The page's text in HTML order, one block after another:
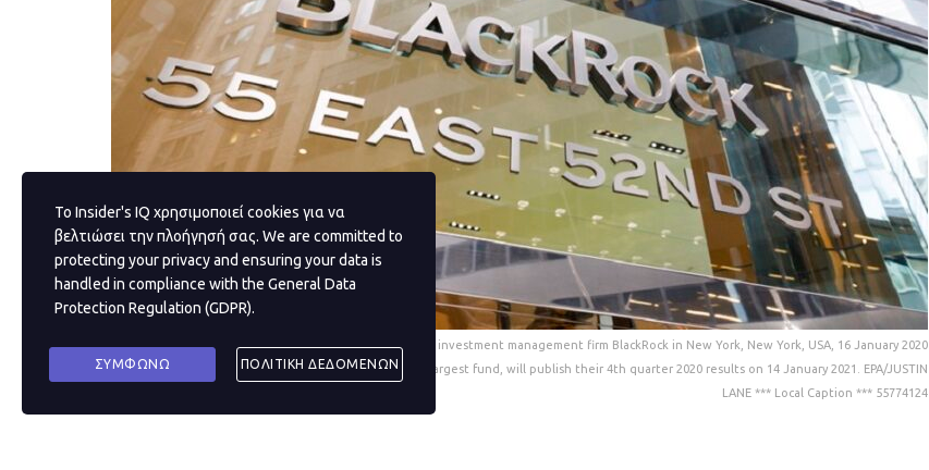
epa08937078 (FILE) - A view of the offices of the investment management firm BlackRock in New York, New York, USA, 16 January 2020
(reissued 14 January 2021). BlackRock, the the world's largest fund, will publish their 4th quarter 2020 results on 14 January 2021. EPA/JUSTIN
LANE *** Local Caption *** 55774124
Το Insider's IQ χρησιμοποιεί cookies για να
βελτιώσει την πλοήγησή σας. We are committed to
protecting your privacy and ensuring your data is
handled in compliance with the General Data
Protection Regulation (GDPR).
ΣΥΜΦΩΝΩ ΠΟΛΙΤΙΚΗ ΔΕΔΟΜΕΝΩΝ